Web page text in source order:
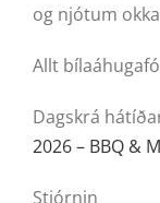
og njótum
Allt
Dagskrá
2026 – BBQ &
Stjórnin